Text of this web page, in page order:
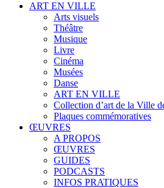
ART EN VILLE
Arts visuels
Théâtre
Musique
Livre
Cinéma
Musées
Danse
ART EN VILLE
Collection d’art de la Ville
Plaques commémoratives
ŒUVRES
A PROPOS
ŒUVRES
GUIDES
PODCASTS
INFOS PRATIQUES